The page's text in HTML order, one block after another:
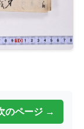
のページ →